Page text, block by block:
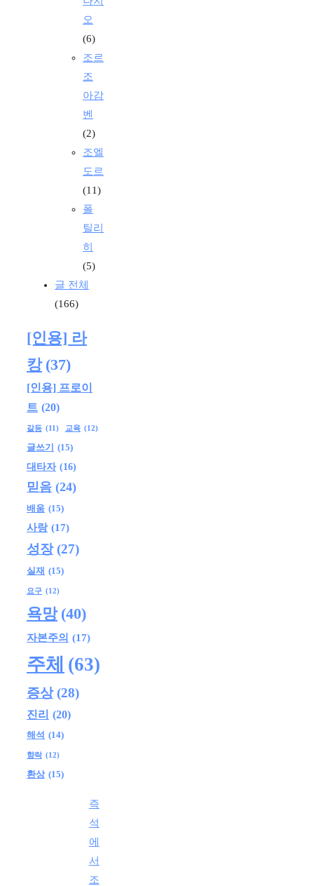
오
(6)
조르
조
아감
벤
(2)
조엘
도르
(11)
폴
틸리
히
(5)
글 전체
(166)
[인용] 라
캉 (37)
[인용] 프로이
트 (20)
갈등 (11) 교육 (12)
글쓰기 (15)
대타자 (16)
믿음 (24)
배움 (15)
사랑 (17)
성장 (27)
실재 (15)
요구 (12)
욕망 (40)
자본주의 (17)
주체 (63)
증상 (28)
진리 (20)
해석 (14)
향락 (12)
환상 (15)
즉
석
에
서
조